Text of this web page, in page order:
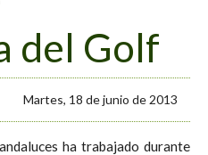
del Golf
Martes, 18 de junio de 2013
ha trabajado durante